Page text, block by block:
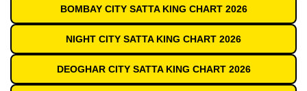
BOMBAY CITY SATTA KING CHART 2026
NIGHT CITY SATTA KING CHART 2026
DEOGHAR CITY SATTA KING CHART 2026